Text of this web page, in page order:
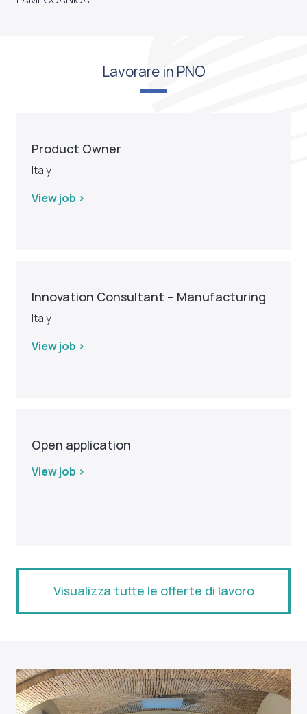
Lavorare in PNO
Product Owner
Italy
View job >
Innovation Consultant – Manufacturing
Italy
View job >
Open application
View job >
Visualizza tutte le offerte di lavoro